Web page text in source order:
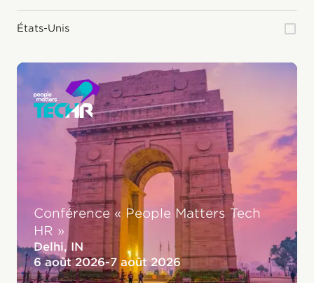
États-Unis
Conférence « People Matters Tech
HR »
Delhi, IN
6 août 2026-7 août 2026